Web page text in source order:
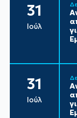
31
Ιούλ
31
Ιούλ